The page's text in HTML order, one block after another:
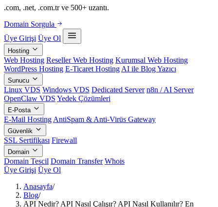
.com, .net, .com.tr ve 500+ uzantı.
Domain Sorgula
Üye Girişi Üye Ol
Hosting
Web Hosting Reseller Web Hosting Kurumsal Web Hosting
WordPress Hosting E-Ticaret Hosting AI ile Blog Yazıcı
Sunucu
Linux VDS Windows VDS Dedicated Server n8n / AI Server
OpenClaw VDS Yedek Çözümleri
E-Posta
E-Mail Hosting AntiSpam & Anti-Virüs Gateway
Güvenlik
SSL Sertifikası Firewall
Domain
Domain Tescil Domain Transfer Whois
Üye Girişi Üye Ol
Anasayfa/
Blog/
API Nedir? API Nasıl Çalışır? API Nasıl Kullanılır? En